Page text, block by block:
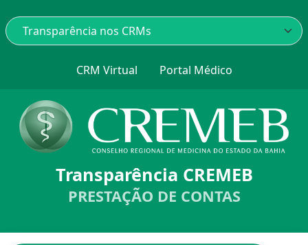
CRM Virtual Portal Médico
Transparência CREMEB
PRESTAÇÃO DE CONTAS